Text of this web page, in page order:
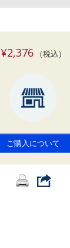
¥2,376（税込）
ご購入について